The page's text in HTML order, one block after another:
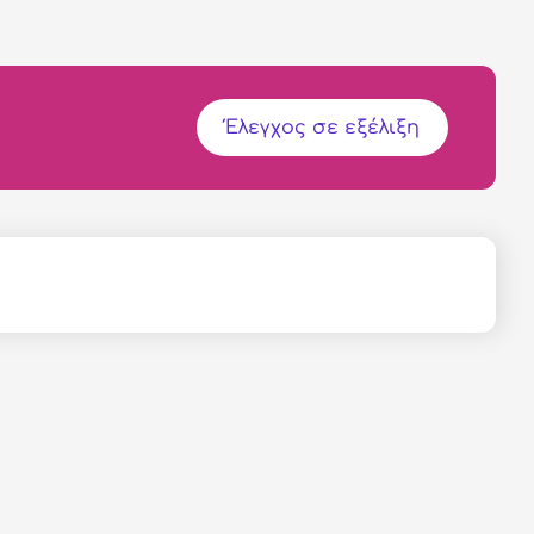
Έλεγχος σε εξέλιξη